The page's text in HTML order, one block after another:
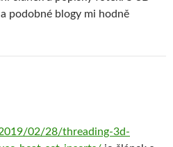
podobné blogy mi hodně
02/28/threading-3d-